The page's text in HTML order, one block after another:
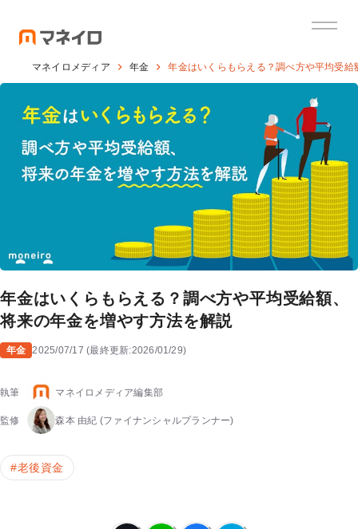
マネイロメディア 年金 年金はいくらもらえる？調べ方や平均受
年金はいくらもらえる？調べ方や平均受給額、
将来の年金を増やす方法を解説
年金 2025/07/17 (最終更新:2026/01/29)
執筆 マネイロメディア編集部
監修 森本 由紀 (ファイナンシャルプランナー)
#老後資金